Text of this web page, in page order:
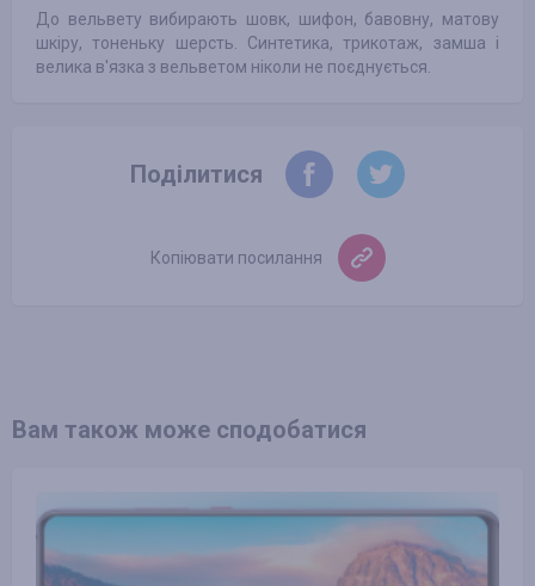
До вельвету вибирають шовк, шифон, бавовну, матову
шкіру, тоненьку шерсть. Синтетика, трикотаж, замша і
велика в'язка з вельветом ніколи не поєднується.
Поділитися
Копіювати посилання
Вам також може сподобатися